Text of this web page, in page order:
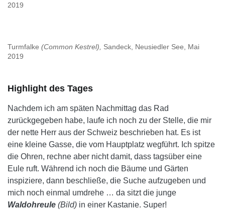
2019
Turmfalke (Common Kestrel),
Sandeck, Neusiedler See, Mai
2019
Highlight des Tages
Nachdem ich am späten Nachmittag das Rad
zurückgegeben habe, laufe ich noch zu der Stelle, die mir
der nette Herr aus der Schweiz beschrieben hat. Es ist
eine kleine Gasse, die vom Hauptplatz wegführt. Ich spitze
die Ohren, rechne aber nicht damit, dass tagsüber eine
Eule ruft. Während ich noch die Bäume und Gärten
inspiziere, dann beschließe, die Suche aufzugeben und
mich noch einmal umdrehe … da sitzt die junge
Waldohreule (Bild) in einer Kastanie. Super!